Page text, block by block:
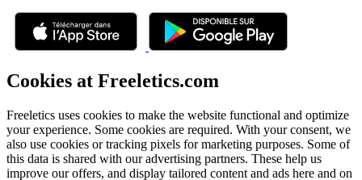
Cookies at Freeletics.com
Freeletics uses cookies to make the website functional and optimize
your experience. Some cookies are required. With your consent, we
also use cookies or tracking pixels for marketing purposes. Some of
this data is shared with our advertising partners. These help us
improve our offers, and display tailored content and ads here and on